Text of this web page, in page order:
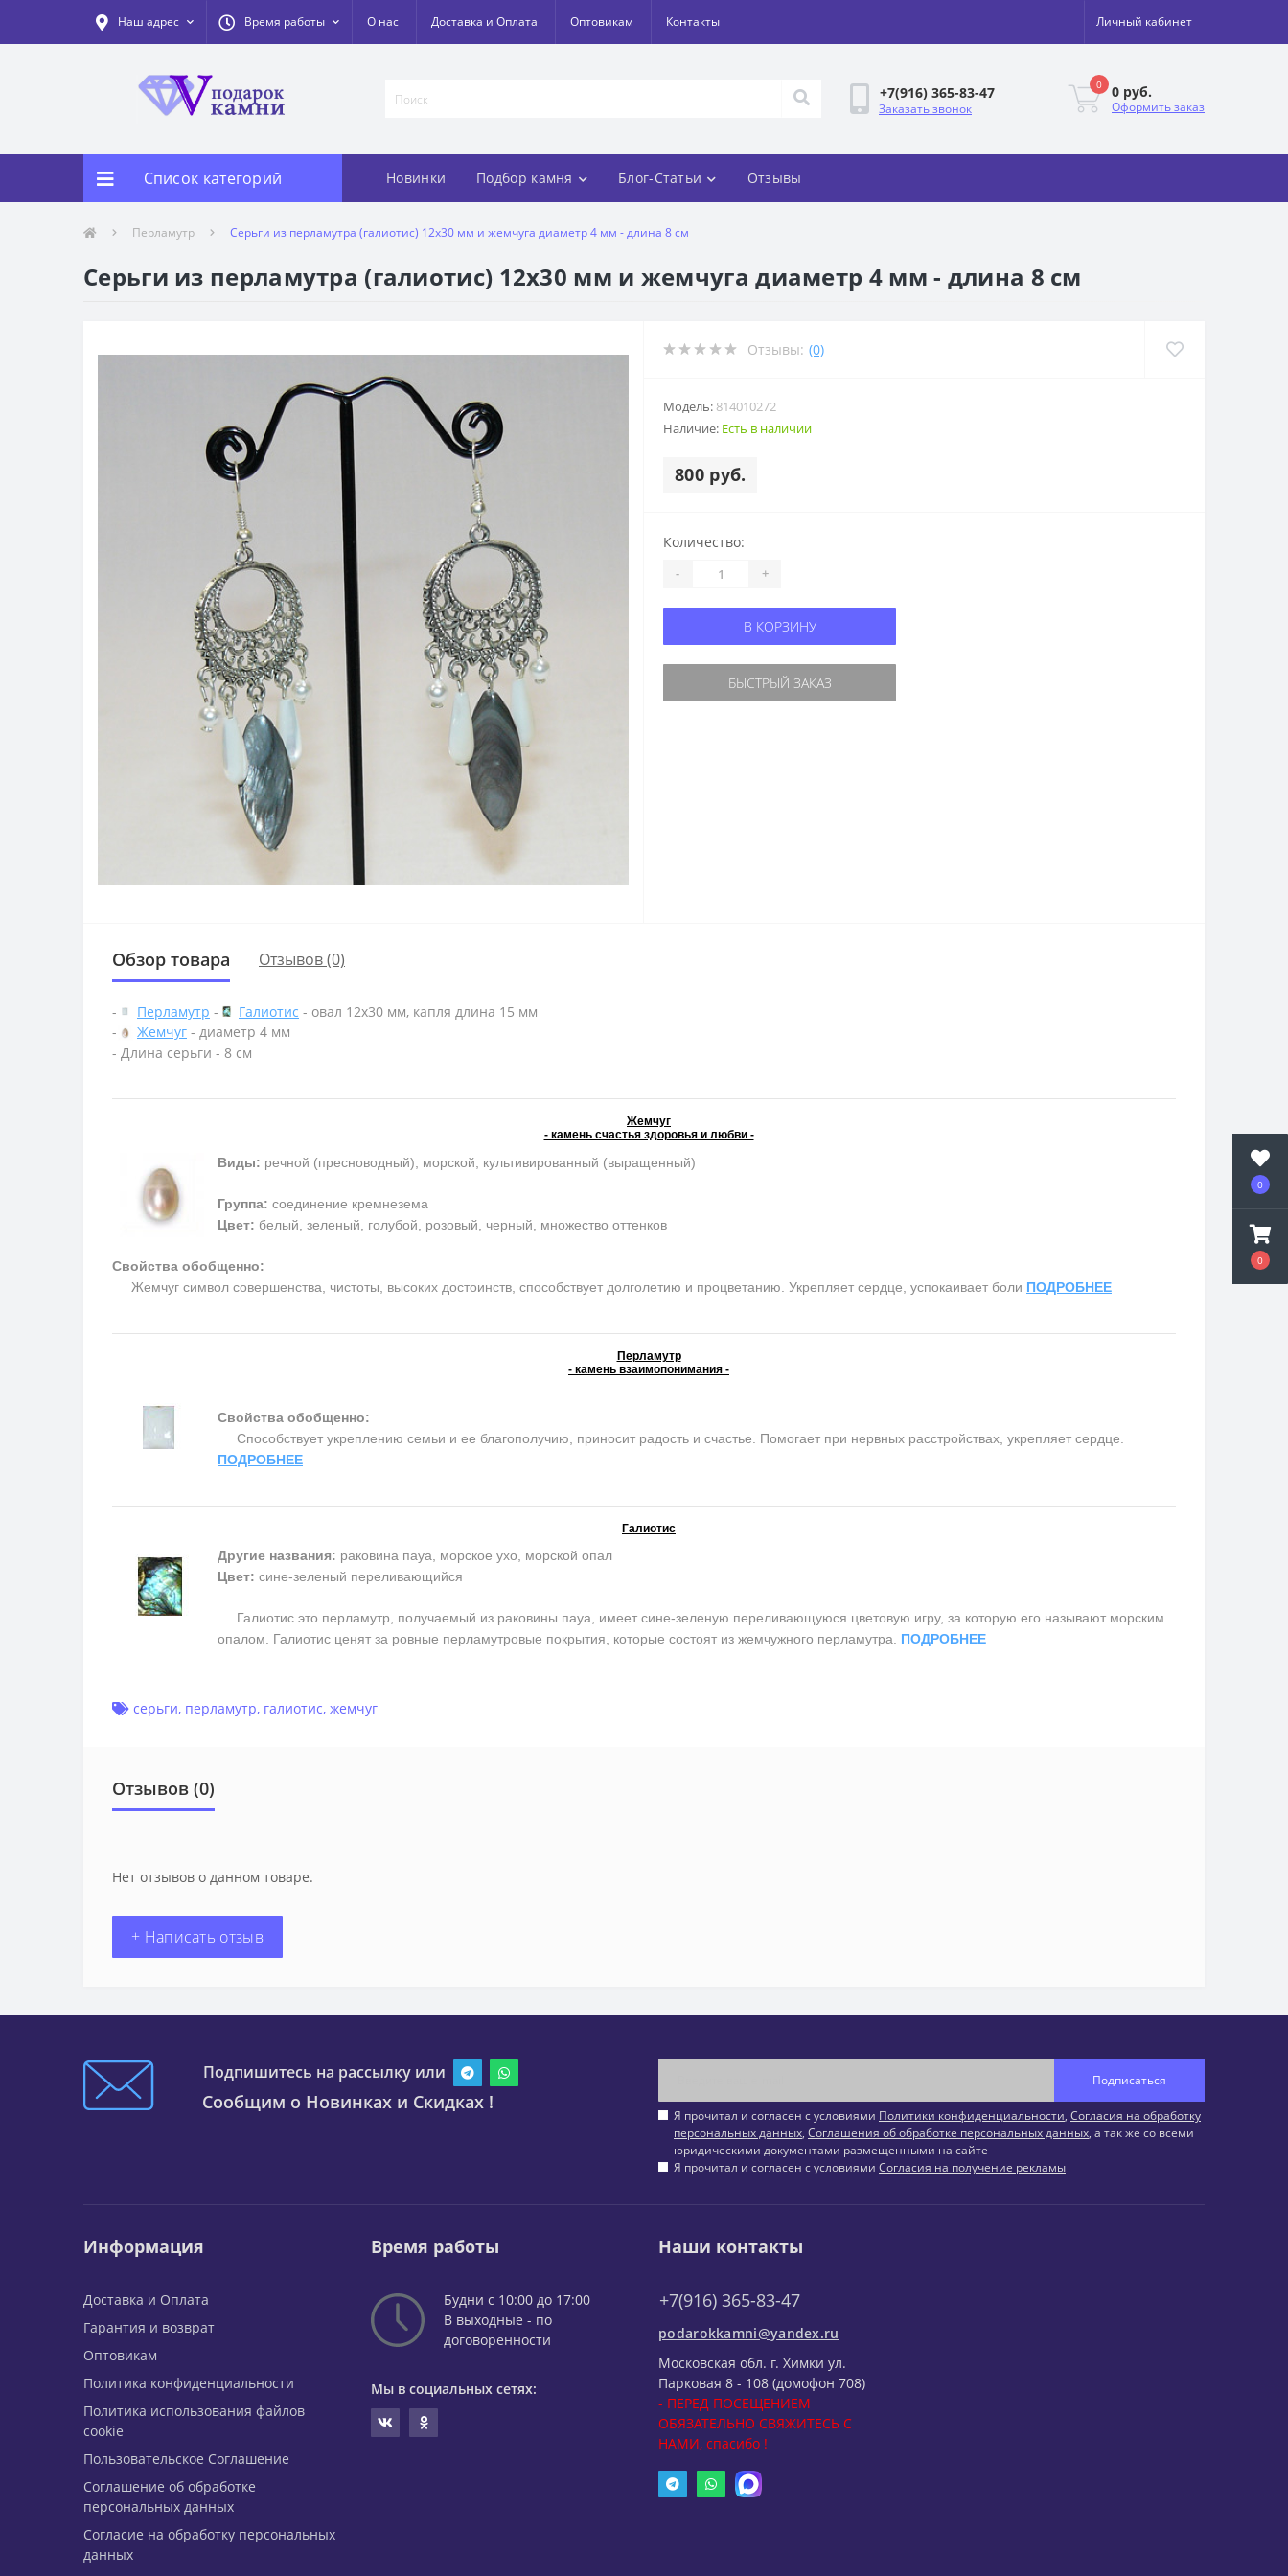
0
0
Наш адрес Время работы О нас Доставка и Оплата Оптовикам Контакты Личный кабинет
+7(916) 365-83-47
Заказать звонок
0 0 руб.
Оформить заказ
Список категорий Новинки Подбор камня Блог-Статьи Отзывы
Перламутр Серьги из перламутра (галиотис) 12х30 мм и жемчуга диаметр 4 мм - длина 8 см
Серьги из перламутра (галиотис) 12х30 мм и жемчуга диаметр 4 мм - длина 8 см
Отзывы: (0)
Модель: 814010272
Наличие: Есть в наличии
800 руб.
Количество:
- +
В КОРЗИНУ
БЫСТРЫЙ ЗАКАЗ
Обзор товара Отзывов (0)
- Перламутр - Галиотис - овал 12х30 мм, капля длина 15 мм
-
Жемчуг - диаметр 4 мм
- Длина серьги - 8 см
Жемчуг
- камень счастья здоровья и любви -
Виды: речной (пресноводный), морской, культивированный (выращенный)
Группа: соединение кремнезема
Цвет: белый, зеленый, голубой, розовый, черный, множество оттенков
Свойства обобщенно:
Жемчуг символ совершенства, чистоты, высоких достоинств, способствует долголетию и процветанию. Укрепляет сердце, успокаивает боли ПОДРОБНЕЕ
Перламутр
- камень взаимопонимания -
Свойства обобщенно:
Способствует укреплению семьи и ее благополучию, приносит радость и счастье. Помогает при нервных расстройствах, укрепляет сердце.
ПОДРОБНЕЕ
Галиотис
Другие названия: раковина пауа, морское ухо, морской опал
Цвет: сине-зеленый переливающийся
Галиотис это перламутр, получаемый из раковины пауа, имеет сине-зеленую переливающуюся цветовую игру, за которую его называют морским
опалом. Галиотис ценят за ровные перламутровые покрытия, которые состоят из жемчужного перламутра. ПОДРОБНЕЕ
серьги, перламутр, галиотис, жемчуг
Отзывов (0)
Нет отзывов о данном товаре.
+ Написать отзыв
Подпишитесь на рассылку или
Сообщим о Новинках и Скидках !
Подписаться
Я прочитал и согласен с условиями Политики конфиденциальности, Согласия на обработку
персональных данных, Соглашения об обработке персональных данных, а так же со всеми
юридическими документами размещенными на сайте
Я прочитал и согласен с условиями Согласия на получение рекламы
Информация
Доставка и Оплата
Гарантия и возврат
Оптовикам
Политика конфиденциальности
Политика использования файлов
cookie
Пользовательское Соглашение
Соглашение об обработке
персональных данных
Согласие на обработку персональных
данных
Время работы
Будни с 10:00 до 17:00
В выходные - по
договоренности
Мы в социальных сетях:
Наши контакты
+7(916) 365-83-47
podarokkamni@yandex.ru
Московская обл. г. Химки ул.
Парковая 8 - 108 (домофон 708)
- ПЕРЕД ПОСЕЩЕНИЕМ
ОБЯЗАТЕЛЬНО СВЯЖИТЕСЬ С
НАМИ, спасибо !